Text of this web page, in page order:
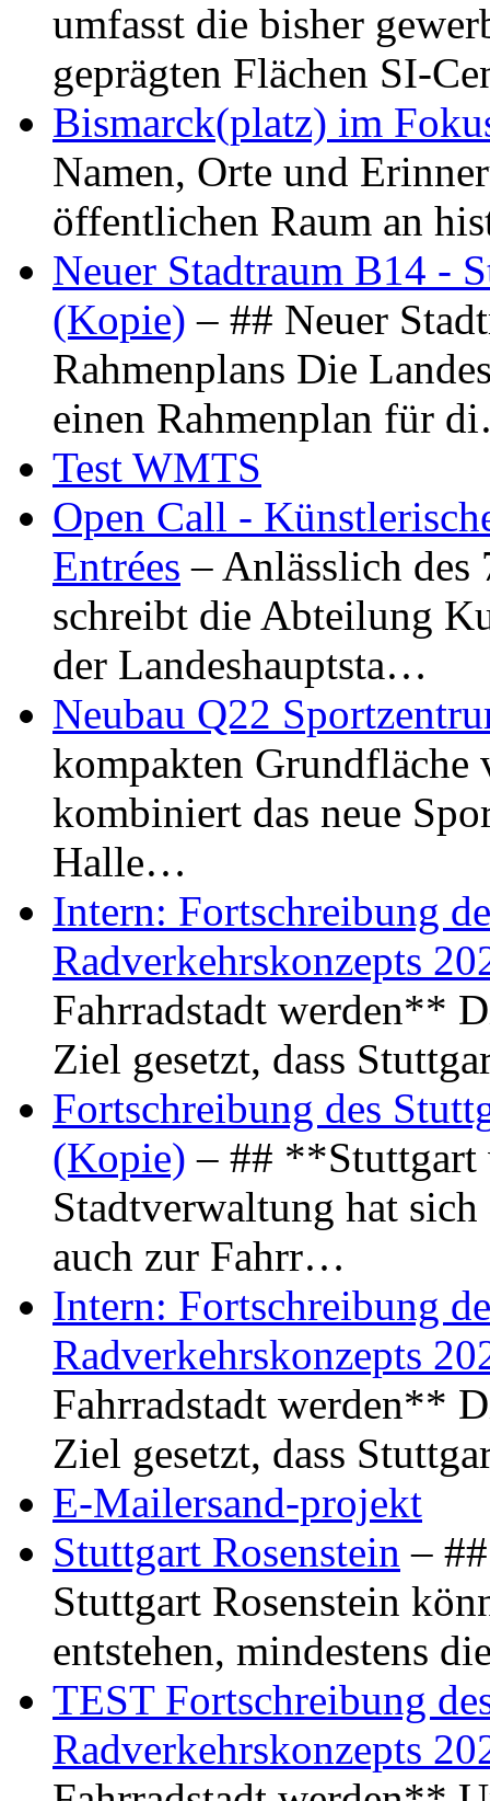
umfasst die bisher
geprägten Flächen SI-
Bismarck(platz) im
Namen, Orte und
öffentlichen Raum an
Neuer Stadtraum B14 -
(Kopie) – ## Neuer
Rahmenplans Die
einen Rahmenplan für
Test WMTS
Open Call -
Entrées – Anlässlich
schreibt die Abteilung
der Landeshauptsta…
Neubau Q22
kompakten Grundfläche
kombiniert das neue
Halle…
Intern: Fortschreibung
Radverkehrskonzepts
Fahrradstadt werden**
Ziel gesetzt, dass
Fortschreibung des
(Kopie) – ## **Stuttgart
Stadtverwaltung hat
auch zur Fahrr…
Intern: Fortschreibung
Radverkehrskonzepts
Fahrradstadt werden**
Ziel gesetzt, dass
E-Mailersand-projekt
Stuttgart Rosenstein –
Stuttgart Rosenstein
entstehen, mindestens
TEST Fortschreibung
Radverkehrskonzepts